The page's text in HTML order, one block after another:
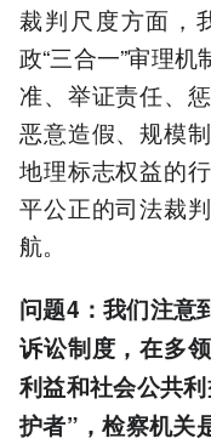
裁判尺度方面，
政“三合一”审理
准、举证责任、
恶意造假、规模
地理标志权益的
平公正的司法裁
航。
问题4：我们注意
诉讼制度，在多
利益和社会公共
护者”，检察机关